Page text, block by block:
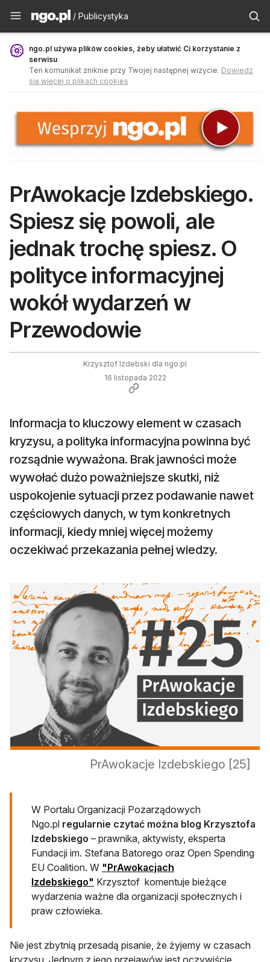
Publicystyka - ngo.pl
/ Publicystyka
ngo.pl używa plików cookies, żeby ułatwić Ci korzystanie z
serwisu
Ten komunikat zniknie przy Twojej następnej wizycie. Dowiedz
się więcej o plikach cookies
PrAwokacje Izdebskiego.
Spiesz się powoli, ale
jednak trochę spiesz. O
polityce informacyjnej
wokół wydarzeń w
Przewodowie
Krzysztof Izdebski dla ngo.pl
16 listopada 2022
Informacja to kluczowy element w czasach
kryzysu, a polityka informacyjna powinna być
rozsądnie wyważona. Brak jawności może
wywołać dużo poważniejsze skutki, niż
uspokojenie sytuacji przez podawanie nawet
częściowych danych, w tym konkretnych
informacji, kiedy mniej więcej możemy
oczekiwać przekazania pełnej wiedzy.
PrAwokacje Izdebskiego [25]
W Portalu Organizacji Pozarządowych
Ngo.pl regularnie czytać można blog Krzysztofa
Izdebskiego – prawnika, aktywisty, eksperta
Fundacji im. Stefana Batorego oraz Open Spending
EU Coalition. W "PrAwokacjach
Izdebskiego" Krzysztof komentuje bieżące
wydarzenia ważne dla organizacji społecznych i
praw człowieka.
Nie jest zbytnią przesadą pisanie, że żyjemy w czasach
kryzysu. Jednym z jego przejawów jest oczywiście